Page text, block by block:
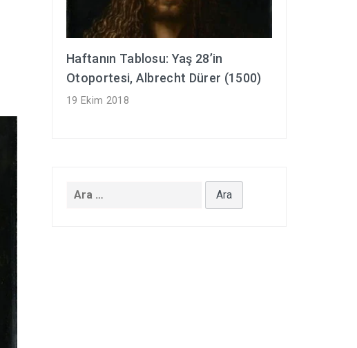
Haftanın Tablosu: Yaş 28’in
Otoportesi, Albrecht Dürer (1500)
19 Ekim 2018
Arama: